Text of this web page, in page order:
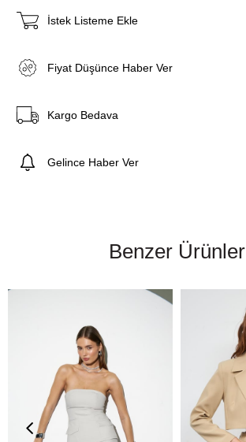
İstek Listeme Ekle
Fiyat Düşünce Haber Ver
Kargo Bedava
Gelince Haber Ver
Benzer Ürünler